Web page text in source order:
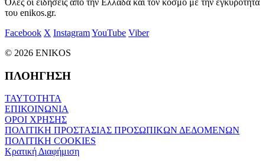
Όλες οι ειδήσεις από την Ελλάδα και τον κόσμο με την εγκυρότητα
του enikos.gr.
Facebook X InstagramYouTube Viber
© 2026 ENIKOS
ΠΛΟΗΓΗΣΗ
ΤΑΥΤΟΤΗΤΑ
ΕΠΙΚΟΙΝΩΝΙΑ
ΟΡΟΙ ΧΡΗΣΗΣ
ΠΟΛΙΤΙΚΗ ΠΡΟΣΤΑΣΙΑΣ ΠΡΟΣΩΠΙΚΩΝ ΔΕΔΟΜΕΝΩΝ
ΠΟΛΙΤΙΚΗ COOKIES
Κρατική Διαφήμιση